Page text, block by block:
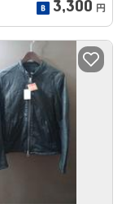
3,300 円